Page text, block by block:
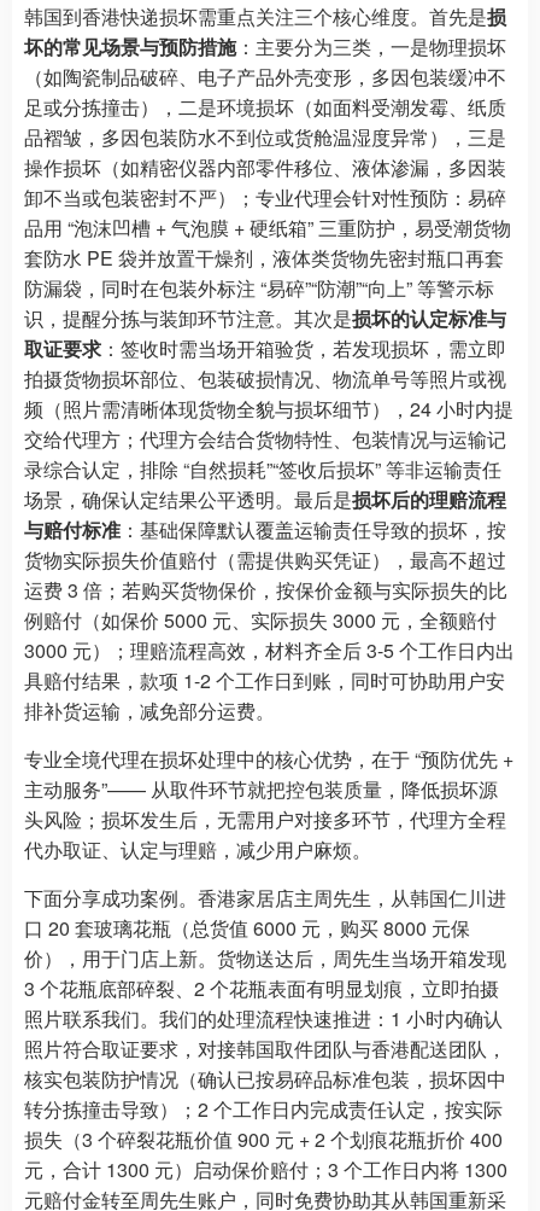
韩国到香港快递损坏需重点关注三个核心维度。首先是损
坏的常见场景与预防措施：主要分为三类，一是物理损坏
（如陶瓷制品破碎、电子产品外壳变形，多因包装缓冲不
足或分拣撞击），二是环境损坏（如面料受潮发霉、纸质
品褶皱，多因包装防水不到位或货舱温湿度异常），三是
操作损坏（如精密仪器内部零件移位、液体渗漏，多因装
卸不当或包装密封不严）；专业代理会针对性预防：易碎
品用 “泡沫凹槽 + 气泡膜 + 硬纸箱” 三重防护，易受潮货物
套防水 PE 袋并放置干燥剂，液体类货物先密封瓶口再套
防漏袋，同时在包装外标注 “易碎”“防潮”“向上” 等警示标
识，提醒分拣与装卸环节注意。其次是损坏的认定标准与
取证要求 ：签收时需当场开箱验货，若发现损坏，需立即
拍摄货物损坏部位、包装破损情况、物流单号等照片或视
频（照片需清晰体现货物全貌与损坏细节），24 小时内提
交给代理方；代理方会结合货物特性、包装情况与运输记
录综合认定，排除 “自然损耗”“签收后损坏” 等非运输责任
场景，确保认定结果公平透明。最后是损坏后的理赔流程
与赔付标准 ：基础保障默认覆盖运输责任导致的损坏，按
货物实际损失价值赔付（需提供购买凭证），最高不超过
运费 3 倍；若购买货物保价，按保价金额与实际损失的比
例赔付（如保价 5000 元、实际损失 3000 元，全额赔付
3000 元）；理赔流程高效，材料齐全后 3-5 个工作日内出
具赔付结果，款项 1-2 个工作日到账，同时可协助用户安
排补货运输，减免部分运费。
专业全境代理在损坏处理中的核心优势，在于 “预防优先 +
主动服务”—— 从取件环节就把控包装质量，降低损坏源
头风险；损坏发生后，无需用户对接多环节，代理方全程
代办取证、认定与理赔，减少用户麻烦。
下面分享成功案例。香港家居店主周先生，从韩国仁川进
口 20 套玻璃花瓶（总货值 6000 元，购买 8000 元保
价），用于门店上新。货物送达后，周先生当场开箱发现
3 个花瓶底部碎裂、2 个花瓶表面有明显划痕，立即拍摄
照片联系我们。我们的处理流程快速推进：1 小时内确认
照片符合取证要求，对接韩国取件团队与香港配送团队，
核实包装防护情况（确认已按易碎品标准包装，损坏因中
转分拣撞击导致）；2 个工作日内完成责任认定，按实际
损失（3 个碎裂花瓶价值 900 元 + 2 个划痕花瓶折价 400
元，合计 1300 元）启动保价赔付；3 个工作日内将 1300
元赔付金转至周先生账户，同时免费协助其从韩国重新采